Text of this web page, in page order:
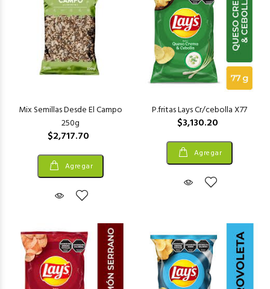
Mix Semillas Desde El Campo
250g
$2,717.70
Agregar
P.fritas Lays Cr/cebolla X77
$3,130.20
Agregar